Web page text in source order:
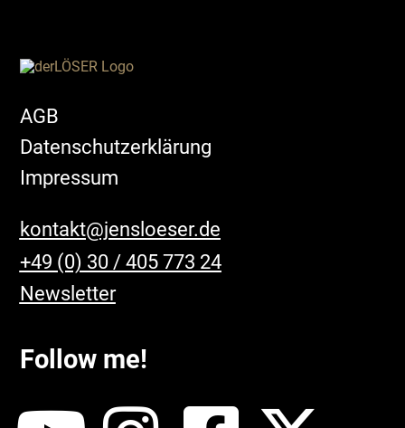
AGB
Datenschutzerklärung
Impressum
kontakt@jensloeser.de
+49 (0) 30 / 405 773 24
Newsletter
Follow me!